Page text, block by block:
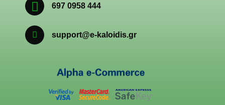
697 0958 444
support@e-kaloidis.gr